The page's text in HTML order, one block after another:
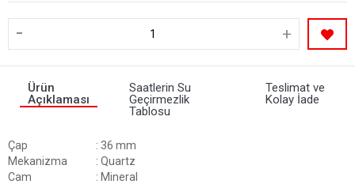
- +
Ürün
Açıklaması
Saatlerin Su
Geçirmezlik
Tablosu
Teslimat ve
Kolay İade
Çap
: 36 mm
Mekanizma
: Quartz
Cam
: Mineral